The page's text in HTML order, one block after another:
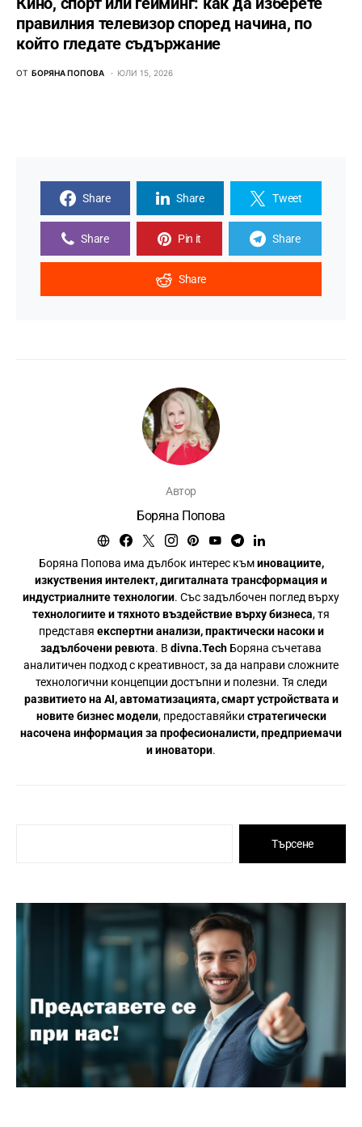
правилния телевизор според начина, по
който гледате съдържание
ОТ БОРЯНА ПОПОВА ЮЛИ 15, 2026
Share Share Tweet
Share Pin it Share
Share
Автор
Боряна Попова
Боряна Попова има дълбок интерес къминовациите,
изкуствения интелект, дигиталната трансформация и
индустриалните технологии. Със задълбочен поглед върху
технологиите и тяхното въздействие върху бизнеса, тя
представя експертни анализи, практически насоки и
задълбочени ревюта. В divna.Tech Боряна съчетава
аналитичен подход с креативност, за да направи сложните
технологични концепции достъпни и полезни. Тя следи
развитието на AI, автоматизацията, смарт устройствата и
новите бизнес модели, предоставяйки стратегически
насочена информация за професионалисти, предприемачи
и иноватори.
Търсене